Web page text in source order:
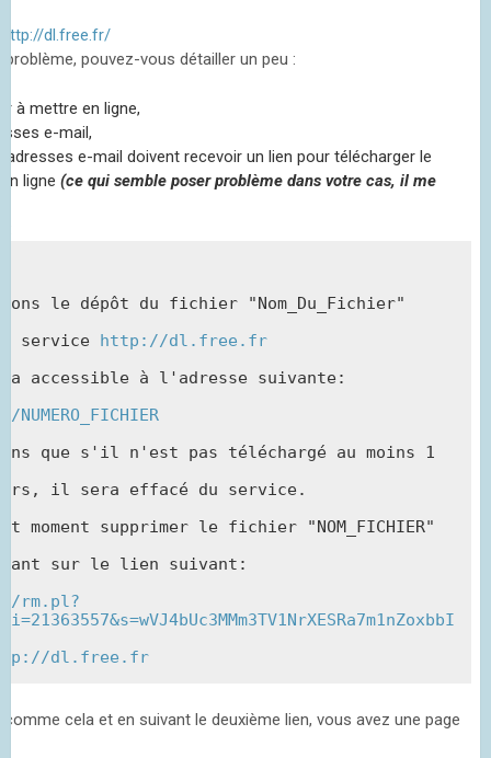
http://dl.free.fr/
pouvez-vous détailler un peu :
à mettre en ligne,
e-mail,
e-mail doivent recevoir un lien pour télécharger le
ligne (ce qui semble poser problème dans votre cas, il me
le dépôt du fichier "Nom_Du_Fichier"
le service http://dl.free.fr
accessible à l'adresse suivante:
que s'il n'est pas téléchargé au moins 1
il sera effacé du service.
moment supprimer le fichier "NOM_FICHIER"
sur le lien suivant:
rm.pl?
dl.free.fr
cela et en suivant le deuxième lien, vous avez une page